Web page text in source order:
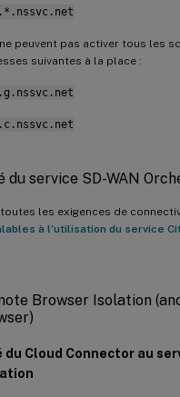
peuvent pas activer tous les
suivantes à la place :
du service SD-WAN
les exigences de
à l’utilisation du service
Browser Isolation
Cloud Connector au